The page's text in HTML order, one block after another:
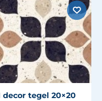
decor tegel 20×20